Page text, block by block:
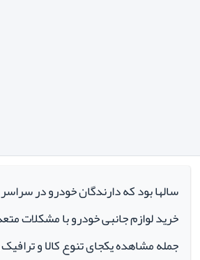
سالها بود که دارندگان خودرو در
خرید لوازم جانبی خودرو با مشکلات
جمله مشاهده یکجای تنوع کالا و